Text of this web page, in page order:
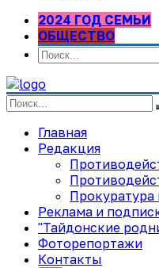
2024 ГОД СЕМЬИ
ОБЩЕСТВО
Главная
Редакция
Реклама и
"Тайдонские
Фоторепортажи
Контакты